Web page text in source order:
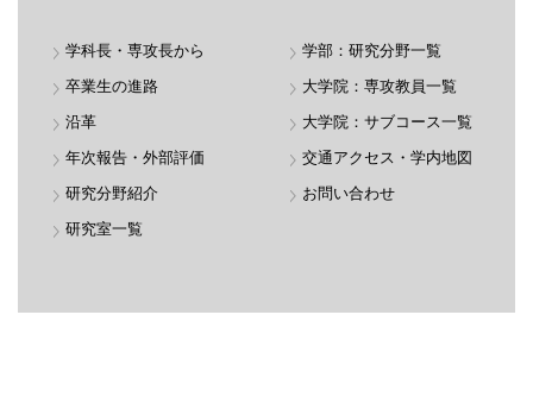
学科長・専攻長から
卒業生の進路
沿革
年次報告・外部評価
研究分野紹介
研究室一覧
学部：研究分野一覧
大学院：専攻教員一覧
大学院：サブコース一覧
交通アクセス・学内地図
お問い合わせ